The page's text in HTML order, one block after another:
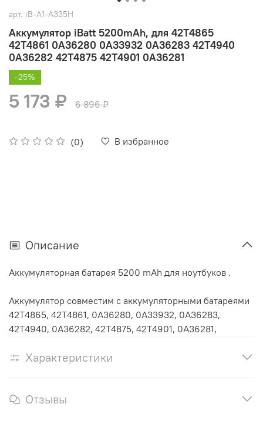
арт. iB-A1-A335H
Аккумулятор iBatt 5200mAh, для 42T4865
42T4861 0A36280 0A33932 0A36283 42T4940
0A36282 42T4875 42T4901 0A36281
(0) В избранное
-25%
5 173 ₽ 6 896 ₽
Описание
Аккумуляторная батарея 5200 mAh для ноутбуков .
Аккумулятор cовместим с аккумуляторными батареями
42T4865, 42T4861, 0A36280, 0A33932, 0A36283,
42T4940, 0A36282, 42T4875, 42T4901, 0A36281,
Характеристики
Отзывы